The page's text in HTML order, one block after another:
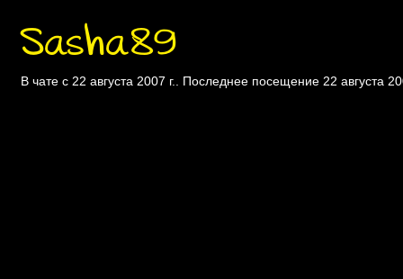
Sasha89
В чате с 22 августа 2007 г.. Последнее посещение 22 августа